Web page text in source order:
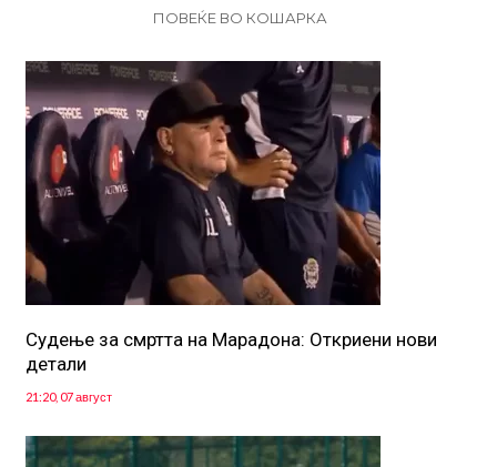
ПОВЕЌЕ ВО КОШАРКА
Судење за смртта на Марадона: Откриени нови
детали
21:20, 07 август